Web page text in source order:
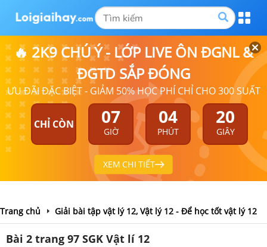
🔥 2K9 CHÚ Ý - LỚP LIVE ÔN ĐGNL &
ĐGTD SẮP ĐÓNG
ƯU ĐÃI ĐẶC BIỆT - GIẢM 50% HỌC PHÍ CHỈ CHO 300 SUẤT
CHỈ CÒN 07
GIỜ
04
PHÚT
20
GIÂY
XEM CHI TIẾT
Trang chủ Giải bài tập vật lý 12, Vật lý 12 - Để học tốt vật lý 12
Bài 2 trang 97 SGK Vật lí 12